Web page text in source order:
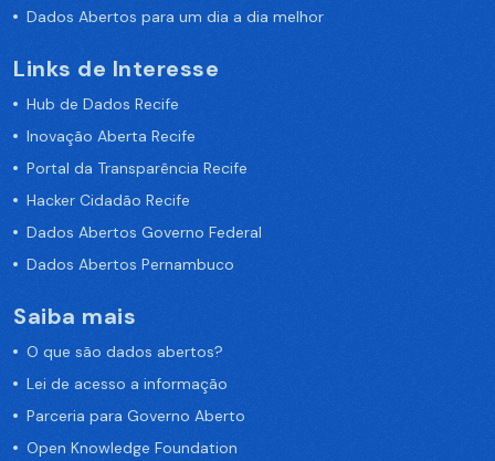
Dados Abertos para um dia a dia melhor
Links de Interesse
Hub de Dados Recife
Inovação Aberta Recife
Portal da Transparência Recife
Hacker Cidadão Recife
Dados Abertos Governo Federal
Dados Abertos Pernambuco
Saiba mais
O que são dados abertos?
Lei de acesso a informação
Parceria para Governo Aberto
Open Knowledge Foundation